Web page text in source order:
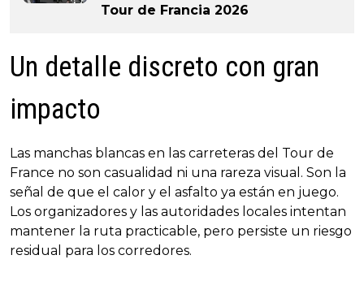
Tour de Francia 2026
Un detalle discreto con gran
impacto
Las manchas blancas en las carreteras del Tour de
France no son casualidad ni una rareza visual. Son la
señal de que el calor y el asfalto ya están en juego.
Los organizadores y las autoridades locales intentan
mantener la ruta practicable, pero persiste un riesgo
residual para los corredores.